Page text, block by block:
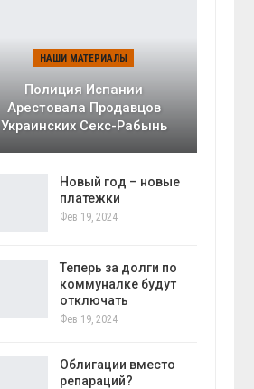
НАШИ МАТЕРИАЛЫ
Полиция Испании
Арестовала Продавцов
Украинских Секс-Рабынь
Новый год – новые
платежки
Фев 19, 2024
Теперь за долги по
коммуналке будут
отключать
Фев 19, 2024
Облигации вместо
репараций?